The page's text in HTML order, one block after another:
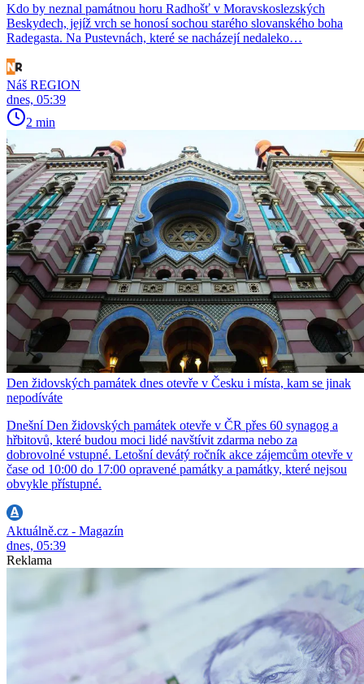
Kdo by neznal památnou horu Radhošť v Moravskoslezských
Beskydech, jejíž vrch se honosí sochou starého slovanského boha
Radegasta. Na Pustevnách, které se nacházejí nedaleko…
Náš REGION
dnes, 05:39
2 min
Den židovských památek dnes otevře v Česku i místa, kam se jinak
nepodíváte
Dnešní Den židovských památek otevře v ČR přes 60 synagog a
hřbitovů, které budou moci lidé navštívit zdarma nebo za
dobrovolné vstupné. Letošní devátý ročník akce zájemcům otevře v
čase od 10:00 do 17:00 opravené památky a památky, které nejsou
obvykle přístupné.
Aktuálně.cz - Magazín
dnes, 05:39
Reklama